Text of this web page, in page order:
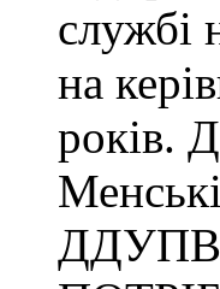
службі
на
років.
ДДУПВП